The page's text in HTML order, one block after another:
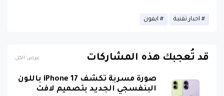
اخبار تقنية ايفون
قد تُعجبك هذه المشاركات عرض الكل
صورة مسربة تكشف iPhone 17 باللون
البنفسجي الجديد بتصميم لافت